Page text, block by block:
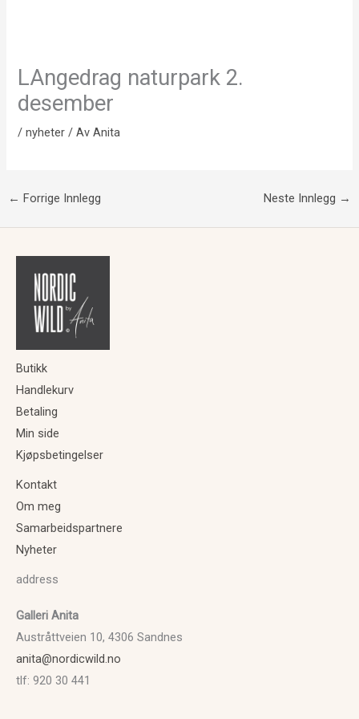
LAngedrag naturpark 2.
desember
/nyheter / Av Anita
← Forrige Innlegg Neste Innlegg →
Butikk
Handlekurv
Betaling
Min side
Kjøpsbetingelser
Kontakt
Om meg
Samarbeidspartnere
Nyheter
address
Galleri Anita
Austråttveien 10, 4306 Sandnes
anita@nordicwild.no
tlf: 920 30 441